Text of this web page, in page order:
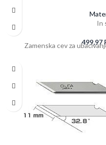
In
499,97
Zamenska cev za